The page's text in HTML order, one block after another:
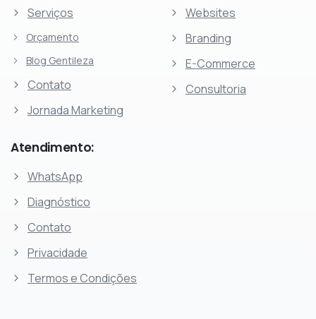
Serviços
Orçamento
Blog Gentileza
Contato
Jornada Marketing
Websites
Branding
E-Commerce
Consultoria
Atendimento:
WhatsApp
Diagnóstico
Contato
Privacidade
Termos e Condições